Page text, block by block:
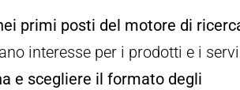
primi posti del motore di
interesse per i prodotti e i
e scegliere il formato degli